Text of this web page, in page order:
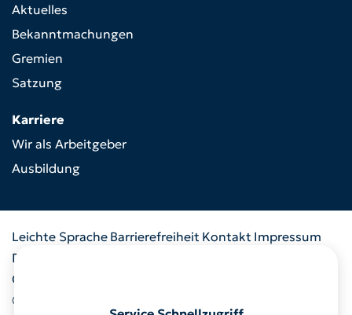
Aktuelles
Bekanntmachungen
Gremien
Satzung
Karriere
Wir als Arbeitgeber
Ausbildung
© 2026 RegioEntsorgung AöR
Leichte Sprache Barrierefreiheit Kontakt Impressum
Datenschutz
Cookies